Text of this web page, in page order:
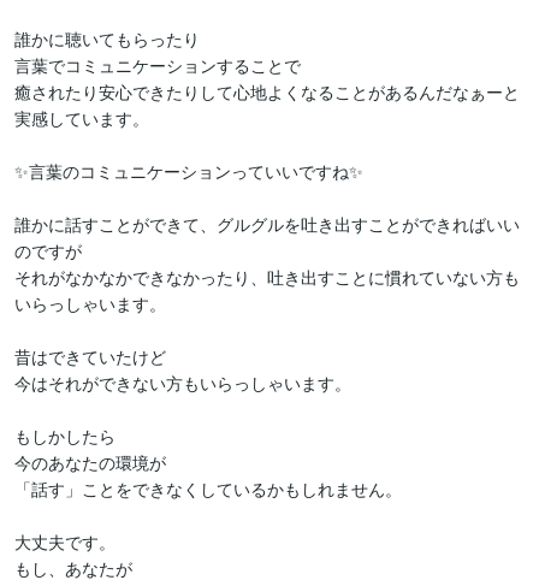
誰かに聴いてもらったり
言葉でコミュニケーションすることで
癒されたり安心できたりして心地よくなることがあるんだなぁーと
実感しています。
✨言葉のコミュニケーションっていいですね✨
誰かに話すことができて、グルグルを吐き出すことができればいい
のですが
それがなかなかできなかったり、吐き出すことに慣れていない方も
いらっしゃいます。
昔はできていたけど
今はそれができない方もいらっしゃいます。
もしかしたら
今のあなたの環境が
「話す」ことをできなくしているかもしれません。
大丈夫です。
もし、あなたが